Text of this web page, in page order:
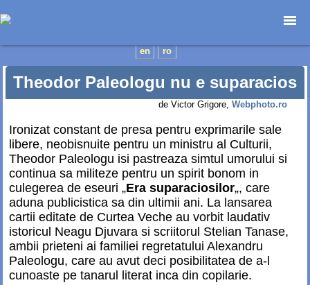
en ro
Prima pagină
Foto-reportaje
Cataloage
Anunțuri
Web-design
Junior
Contact
Theodor Paleologu nu e suparacios
de Victor Grigore, Webphoto.ro
Ironizat constant de presa pentru exprimarile sale
libere, neobisnuite pentru un ministru al Culturii,
Theodor Paleologu isi pastreaza simtul umorului si
continua sa militeze pentru un spirit bonom in
culegerea de eseuri „Era suparaciosilor„, care
aduna publicistica sa din ultimii ani. La lansarea
cartii editate de Curtea Veche au vorbit laudativ
istoricul Neagu Djuvara si scriitorul Stelian Tanase,
ambii prieteni ai familiei regretatului Alexandru
Paleologu, care au avut deci posibilitatea de a-l
cunoaste pe tanarul literat inca din copilarie.